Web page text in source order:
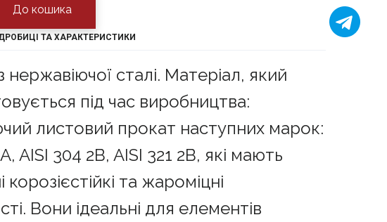
До кошика
ТА ХАРАКТЕРИСТИКИ
нержавіючої сталі. Матеріал, який
під час виробництва:
листовий прокат наступних марок:
AISI 304 2B, AISI 321 2B, які мають
корозієстійкі та жароміцні
Вони ідеальні для елементів